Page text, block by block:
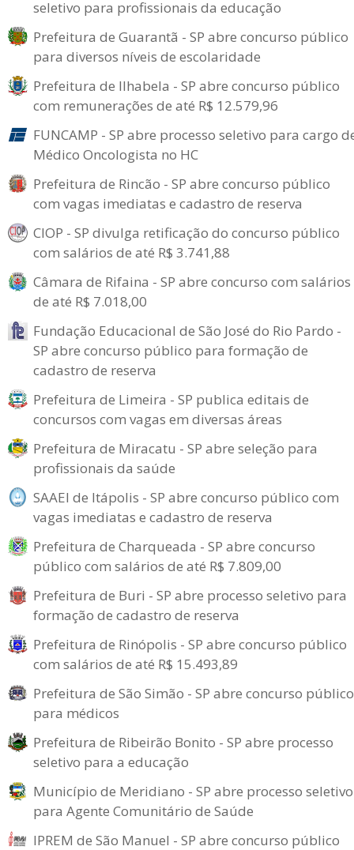
seletivo para profissionais da educação
Prefeitura de Guarantã - SP abre concurso público
para diversos níveis de escolaridade
Prefeitura de Ilhabela - SP abre concurso público
com remunerações de até R$ 12.579,96
FUNCAMP - SP abre processo seletivo para cargo
Médico Oncologista no HC
Prefeitura de Rincão - SP abre concurso público
com vagas imediatas e cadastro de reserva
CIOP - SP divulga retificação do concurso público
com salários de até R$ 3.741,88
Câmara de Rifaina - SP abre concurso com salários
de até R$ 7.018,00
Fundação Educacional de São José do Rio Pardo -
SP abre concurso público para formação de
cadastro de reserva
Prefeitura de Limeira - SP publica editais de
concursos com vagas em diversas áreas
Prefeitura de Miracatu - SP abre seleção para
profissionais da saúde
SAAEI de Itápolis - SP abre concurso público com
vagas imediatas e cadastro de reserva
Prefeitura de Charqueada - SP abre concurso
público com salários de até R$ 7.809,00
Prefeitura de Buri - SP abre processo seletivo para
formação de cadastro de reserva
Prefeitura de Rinópolis - SP abre concurso público
com salários de até R$ 15.493,89
Prefeitura de São Simão - SP abre concurso público
para médicos
Prefeitura de Ribeirão Bonito - SP abre processo
seletivo para a educação
Município de Meridiano - SP abre processo seletivo
para Agente Comunitário de Saúde
IPREM de São Manuel - SP abre concurso público